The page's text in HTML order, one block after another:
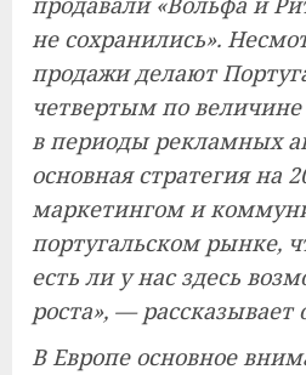
не сохранились».
продажи делают
четвертым по
в периоды рекламных
основная стратегия на
маркетингом и
португальском рынке,
есть ли у нас здесь
роста», — рассказывает
В Европе основное